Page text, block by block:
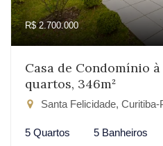
R$ 2.700.000
Casa de Condomínio
quartos, 346m²
Santa Felicidade, Curitiba-
5 Quartos 5 Banheiros